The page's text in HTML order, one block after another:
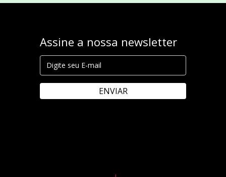
Assine a nossa newsletter
ENVIAR